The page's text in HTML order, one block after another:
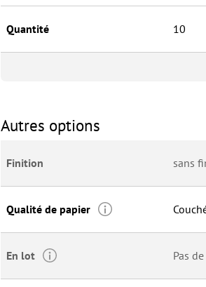
Quantité 10
Autres options
Finition sans
Qualité de papier
En lot Pas